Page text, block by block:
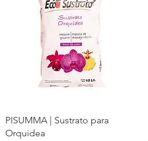
Vista rápida
PISUMMA | Sustrato para
Orquidea